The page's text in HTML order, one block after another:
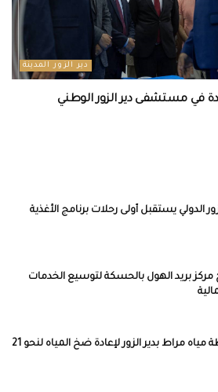
دير الزور المدينة
في مستشفى دير الزور الوطني
الدولي يستقبل أولى رحلات برنامج الأغذية
مركز بريد الهول بالحسكة لتوسيع الخدمات
تأهيل محطة مياه مراط بدير الزور لإعادة ضخ المياه لنحو 21